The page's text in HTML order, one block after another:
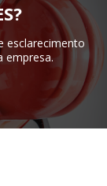
esclarecimento
empresa.